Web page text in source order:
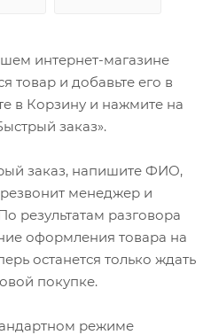
интернет-магазине
товар и добавьте его в
в Корзину и нажмите на
заказ».
заказ, напишите ФИО,
менеджер и
результатам разговора
оформления товара на
останется только ждать
покупке.
режиме